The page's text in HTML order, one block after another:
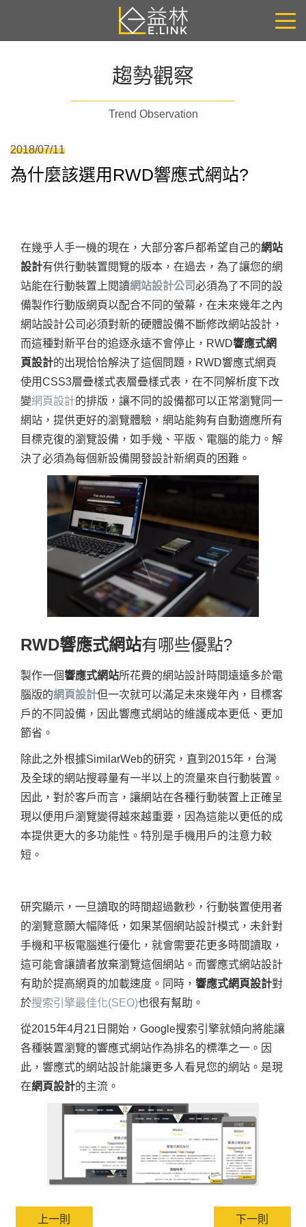
趨勢觀察
Trend Observation
2018/07/11
為什麼該選用RWD響應式網站?
在幾乎人手一機的現在，大部分客戶都希望自己的網站
設計有供行動裝置閱覽的版本，在過去，為了讓您的網
站能在行動裝置上閱讀網站設計公司 必須為了不同的設
備製作行動版網頁以配合不同的螢幕，在未來幾年之內
網站設計公司必須對新的硬體設備不斷修改網站設計，
而這種對新平台的追逐永遠不會停止，RWD響應式網
頁設計的出現恰恰解決了這個問題，RWD響應式網頁
使用CSS3層疊樣式表層疊樣式表，在不同解析度下改
變網頁設計的排版，讓不同的設備都可以正常瀏覽同一
網站，提供更好的瀏覽體驗，網站能夠有自動適應所有
目標克復的瀏覽設備，如手幾、平版、電腦的能力。解
決了必須為每個新設備開發設計新網頁的困難。
RWD響應式網站有哪些優點?
製作一個響應式網站所花費的網站設計時間遠遠多於電
腦版的網頁設計但一次就可以滿足未來幾年內，目標客
戶的不同設備，因此響應式網站的維護成本更低、更加
節省。
除此之外根據SimilarWeb的研究，直到2015年，台灣
及全球的網站搜尋量有一半以上的流量來自行動裝置。
因此，對於客戶而言，讓網站在各種行動裝置上正確呈
現以便用戶瀏覽變得越來越重要，因為這能以更低的成
本提供更大的多功能性。特別是手機用戶的注意力較
短。
研究顯示，一旦讀取的時間超過數秒，行動裝置使用者
的瀏覽意願大幅降低，如果某個網站設計模式，未針對
手機和平板電腦進行優化，就會需要花更多時間讀取，
這可能會讓讀者放棄瀏覽這個網站。而響應式網站設計
有助於提高網頁的加載速度。同時， 響應式網頁設計對
於搜索引擎最佳化(SEO)也很有幫助。
從2015年4月21日開始，Google搜索引擎就傾向將能讓
各種裝置瀏覽的響應式網站作為排名的標準之一。因
此，響應式的網站設計能讓更多人看見您的網站。是現
在網頁設計的主流。
上一則 下一則